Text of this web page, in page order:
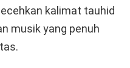
kalimat tauhid
musik yang penuh